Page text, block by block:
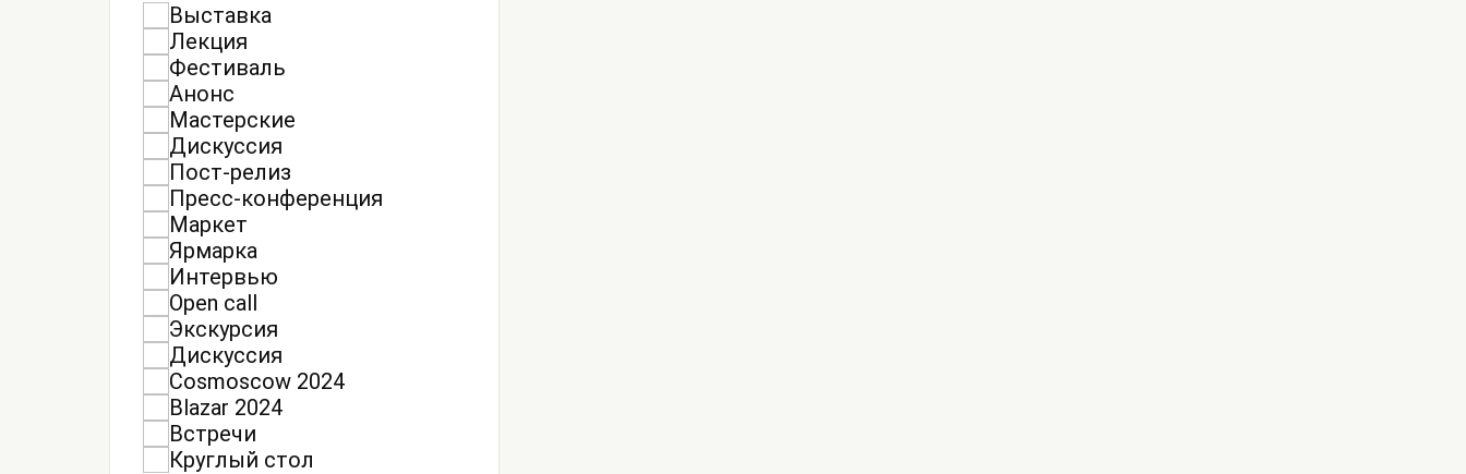
Выставка
Лекция
Фестиваль
Анонс
Мастерские
Дискуссия
Пост-релиз
Пресс-конференция
Маркет
Ярмарка
Интервью
Open call
Экскурсия
Дискуссия
Cosmoscow 2024
Blazar 2024
Встречи
Круглый стол